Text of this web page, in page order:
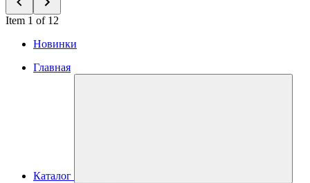
Item 1 of 12
Новинки
Главная
Каталог